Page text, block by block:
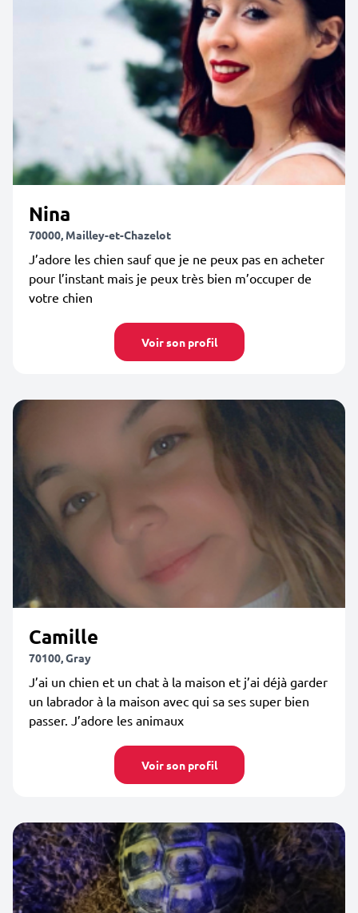
Nina
70000, Mailley-et-Chazelot
J’adore les chien sauf que je ne peux pas en acheter
pour l’instant mais je peux très bien m’occuper de
votre chien
Voir son profil
Camille
70100, Gray
J’ai un chien et un chat à la maison et j’ai déjà garder
un labrador à la maison avec qui sa ses super bien
passer. J’adore les animaux
Voir son profil